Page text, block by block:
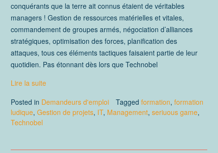
conquérants que la terre ait connus étaient de véritables
managers ! Gestion de ressources matérielles et vitales,
commandement de groupes armés, négociation d’alliances
stratégiques, optimisation des forces, planification des
attaques, tous ces éléments tactiques faisaient partie de leur
quotidien. Pas étonnant dès lors que Technobel
Lire la suite
Posted in Demandeurs d'emploi Tagged formation, formation
ludique, Gestion de projets, IT, Management, seriuous game,
Technobel